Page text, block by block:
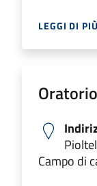
LEGGI DI PIÙ
Campo di